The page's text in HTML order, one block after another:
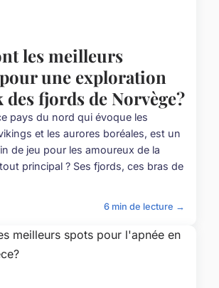
les meilleurs
une exploration
des fjords de Norvège?
pays du nord qui évoque les
et les aurores boréales, est un
de jeu pour les amoureux de la
principal ? Ses fjords, ces bras de
6 min de lecture →